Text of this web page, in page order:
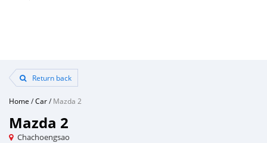
Return back
Home /Car/Mazda 2
Mazda 2
Chachoengsao